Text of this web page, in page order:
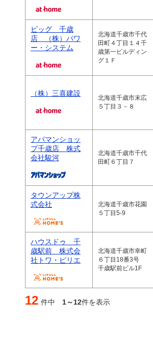
ビッグ 千歳
店 （株）パワ
ー・システム
北海道千歳市千代
田町４丁目１４千
歳第一ビルディン
グ１Ｆ
（株）三喜建設
北海道千歳市末広
５丁目３－８
アパマンショッ
プ千歳店 株式
会社駿河
北海道千歳市千代
田町６丁目７
タウンアップ株
式会社
北海道千歳市花園
５丁目5-9
ハウスドゥ 千
歳駅前 株式会
社トワ・ピリエ
北海道千歳市幸町
６丁目18番3号
千歳駅前ビル1F
12 件中 1～12件を表示